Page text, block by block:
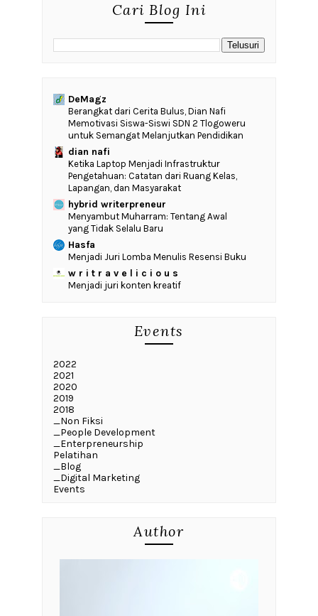
Cari Blog Ini
DeMagz
‎Berangkat dari Cerita Bulus, Dian Nafi
Memotivasi Siswa-Siswi SDN 2 Tlogoweru
untuk Semangat Melanjutkan Pendidikan
dian nafi
Ketika Laptop Menjadi Infrastruktur
Pengetahuan: Catatan dari Ruang Kelas,
Lapangan, dan Masyarakat
hybrid writerpreneur
Menyambut Muharram: Tentang Awal
yang Tidak Selalu Baru
Hasfa
Menjadi Juri Lomba Menulis Resensi Buku
w r i t r a v e l i c i o u s
Menjadi juri konten kreatif
Events
2022
2021
2020
2019
2018
_Non Fiksi
_People Development
_Enterpreneurship
Pelatihan
_Blog
_Digital Marketing
Events
Author